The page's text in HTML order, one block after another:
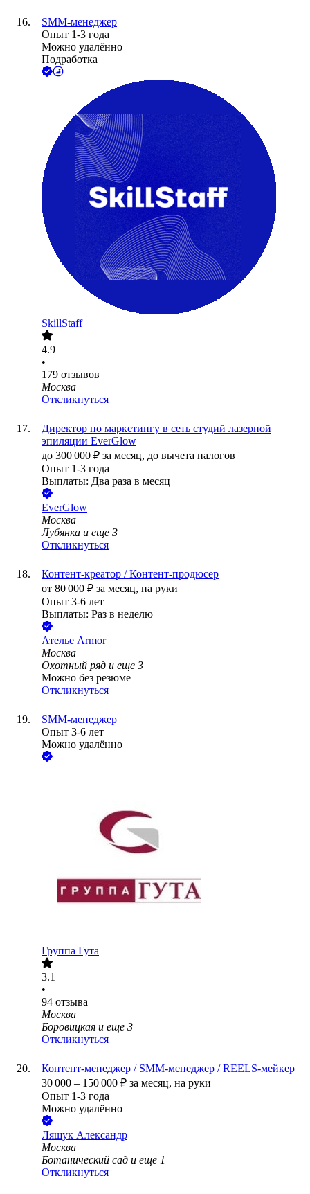
SMM-менеджер
Опыт 1-3 года
Можно удалённо
Подработка
SkillStaff
4.9
•
179 отзывов
Москва
Откликнуться
Директор по маркетингу в сеть студий лазерной
эпиляции EverGlow
до 300 000 ₽ за месяц, до вычета налогов
Опыт 1-3 года
Выплаты: Два раза в месяц
EverGlow
Москва
Лубянка и еще 3
Откликнуться
Контент-креатор / Контент-продюсер
от 80 000 ₽ за месяц, на руки
Опыт 3-6 лет
Выплаты: Раз в неделю
Ателье Armor
Москва
Охотный ряд и еще 3
Можно без резюме
Откликнуться
SMM-менеджер
Опыт 3-6 лет
Можно удалённо
Группа Гута
3.1
•
94 отзыва
Москва
Боровицкая и еще 3
Откликнуться
Контент-менеджер / SMM-менеджер / REELS-мейкер
30 000 – 150 000 ₽ за месяц, на руки
Опыт 1-3 года
Можно удалённо
Ляшук Александр
Москва
Ботанический сад и еще 1
Откликнуться